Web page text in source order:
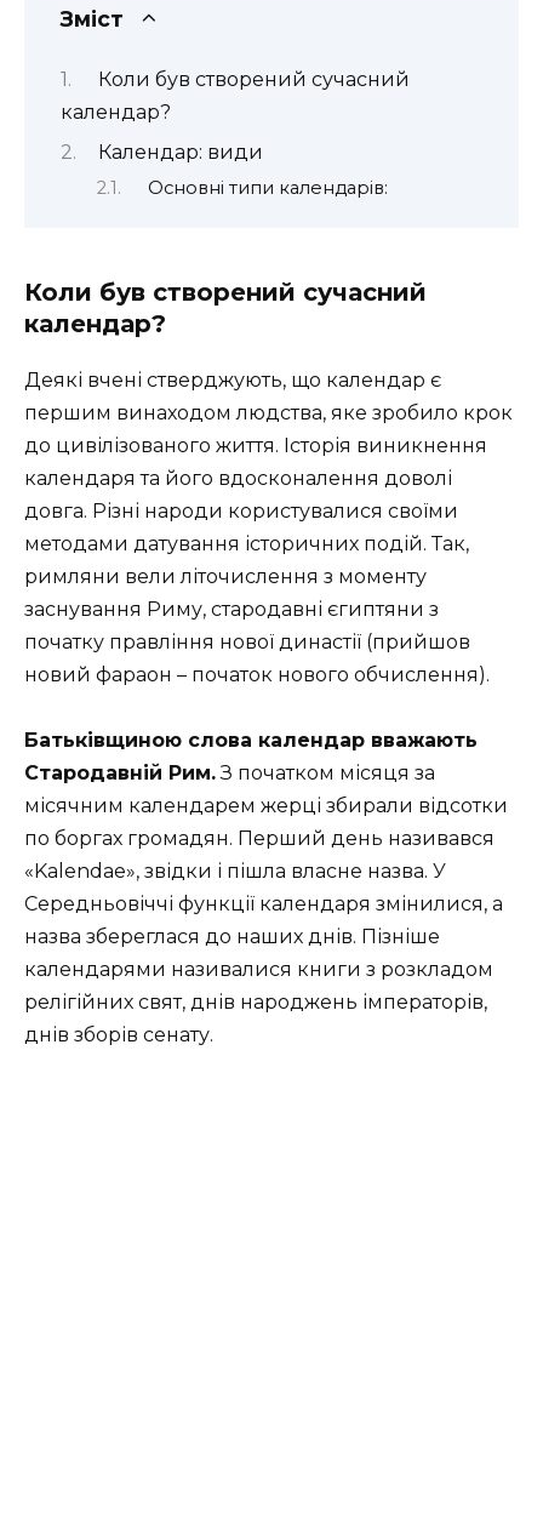
Зміст
Коли був створений сучасний
календар?
Календар: види
Основні типи календарів:
Коли був створений сучасний
календар?
Деякі вчені стверджують, що календар є
першим винаходом людства, яке зробило крок
до цивілізованого життя. Історія виникнення
календаря та його вдосконалення доволі
довга. Різні народи користувалися своїми
методами датування історичних подій. Так,
римляни вели літочислення з моменту
заснування Риму, стародавні єгиптяни з
початку правління нової династії (прийшов
новий фараон – початок нового обчислення).
Батьківщиною слова календар вважають
Стародавній Рим.З початком місяця за
місячним календарем жерці збирали відсотки
по боргах громадян. Перший день називався
«Kalendae», звідки і пішла власне назва. У
Середньовіччі функції календаря змінилися, а
назва збереглася до наших днів. Пізніше
календарями називалися книги з розкладом
релігійних свят, днів народжень імператорів,
днів зборів сенату.